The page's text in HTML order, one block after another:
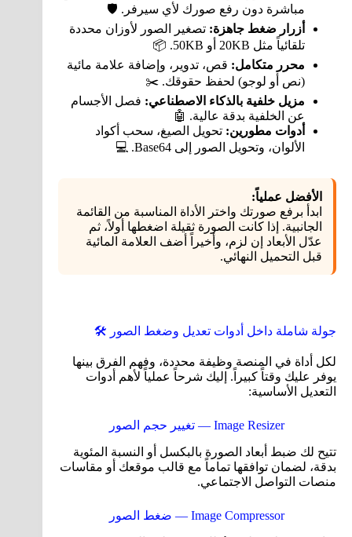
مباشرة دون رفع صورك لأي سيرفر. 🛡️
أزرار ضغط جاهزة: تصغير الصور لأوزان محددة
تلقائياً مثل 20KB أو 50KB. 📦
محرر متكامل: قص، تدوير، وإضافة علامة مائية
(نص أو لوجو) لحفظ حقوقك. ✂️
مزيل خلفية بالذكاء الاصطناعي: فصل الأجسام
عن الخلفية بدقة عالية. 🤖
أدوات مطورين: تحويل الصيغ، سحب أكواد
الألوان، وتحويل الصور إلى Base64. 💻
الأفضل عملياً:
ابدأ برفع صورتك واختر الأداة المناسبة من القائمة
الجانبية. إذا كانت الصورة ثقيلة اضغطها أولاً، ثم
عدّل الأبعاد إن لزم، وأخيراً أضف العلامة المائية
قبل التحميل النهائي.
جولة شاملة داخل أدوات تعديل وضغط الصور 🛠️
لكل أداة في المنصة وظيفة محددة، وفهم الفرق بينها
يوفر عليك وقتاً كبيراً. إليك شرحاً عملياً لأهم أدوات
التعديل الأساسية:
Image Resizer — تغيير حجم الصور
تتيح لك ضبط أبعاد الصورة بالبكسل أو النسبة المئوية
بدقة، لضمان توافقها تماماً مع قالب موقعك أو مقاسات
منصات التواصل الاجتماعي.
Image Compressor — ضغط الصور